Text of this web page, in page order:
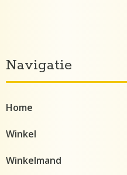
Navigatie
Home
Winkel
Winkelmand